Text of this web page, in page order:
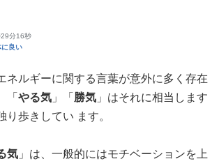
分16秒
に良い
ルギーに関する言葉が意外に多く存在
「 やる気 」「 勝気 」はそれに相当します
り歩きしてい ます。
気 」は、一般的にはモチベーションを上